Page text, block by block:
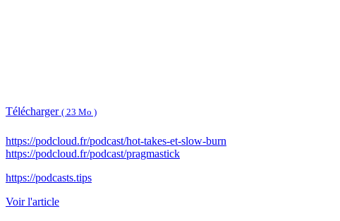
Télécharger ( 23 Mo )
https://podcloud.fr/podcast/hot-takes-et-slow-burn
https://podcloud.fr/podcast/pragmastick
https://podcasts.tips
Voir l'article